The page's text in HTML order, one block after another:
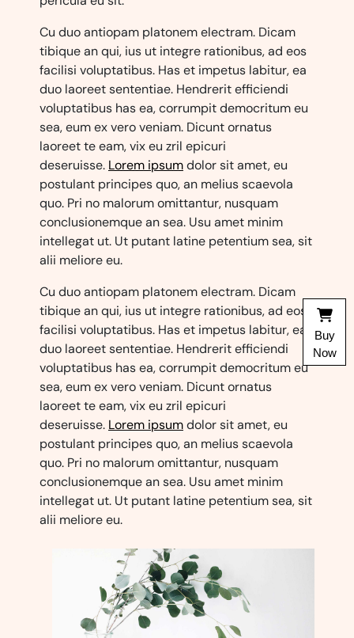
Cu duo antiopam platonem electram. Dicam
tibique an qui, ius ut integre rationibus, ad eos
facilisi voluptatibus. Has et impetus labitur, ea
duo laoreet sententiae. Hendrerit efficiendi
voluptatibus has ea, corrumpit democritum eu
sea, eum ex vero veniam. Dicunt ornatus
laoreet te eam, vix eu zril epicuri
deseruisse. Lorem ipsumdolor sit amet, eu
postulant principes quo, an melius scaevola
quo. Pri no malorum omittantur, nusquam
conclusionemque an sea. Usu amet minim
intellegat ut. Ut putant latine petentium sea, sit
alii meliore eu.
Cu duo antiopam platonem electram. Dicam
tibique an qui, ius ut integre rationibus, ad eos
facilisi voluptatibus. Has et impetus labitur, ea
duo laoreet sententiae. Hendrerit efficiendi
voluptatibus has ea, corrumpit democritum eu
sea, eum ex vero veniam. Dicunt ornatus
laoreet te eam, vix eu zril epicuri
deseruisse. Lorem ipsumdolor sit amet, eu
postulant principes quo, an melius scaevola
quo. Pri no malorum omittantur, nusquam
conclusionemque an sea. Usu amet minim
intellegat ut. Ut putant latine petentium sea, sit
alii meliore eu.
Buy
Now